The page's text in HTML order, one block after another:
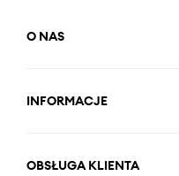
O NAS
INFORMACJE
OBSŁUGA KLIENTA